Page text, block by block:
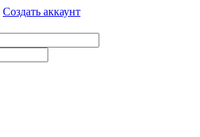
Создать аккаунт